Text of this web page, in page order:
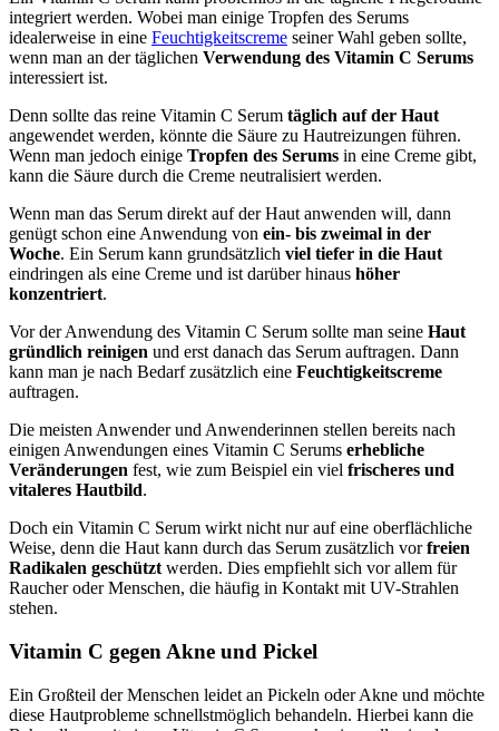
integriert werden. Wobei man einige Tropfen des Serums
idealerweise in eine Feuchtigkeitscreme seiner Wahl geben sollte,
wenn man an der täglichen Verwendung des Vitamin C Serums
interessiert ist.
Denn sollte das reine Vitamin C Serum täglich auf der Haut
angewendet werden, könnte die Säure zu Hautreizungen führen.
Wenn man jedoch einige Tropfen des Serums in eine Creme gibt,
kann die Säure durch die Creme neutralisiert werden.
Wenn man das Serum direkt auf der Haut anwenden will, dann
genügt schon eine Anwendung von ein- bis zweimal in der
Woche. Ein Serum kann grundsätzlich viel tiefer in die Haut
eindringen als eine Creme und ist darüber hinaus höher
konzentriert.
Vor der Anwendung des Vitamin C Serum sollte man seine Haut
gründlich reinigen und erst danach das Serum auftragen. Dann
kann man je nach Bedarf zusätzlich eine Feuchtigkeitscreme
auftragen.
Die meisten Anwender und Anwenderinnen stellen bereits nach
einigen Anwendungen eines Vitamin C Serums erhebliche
Veränderungen fest, wie zum Beispiel ein viel frischeres und
vitaleres Hautbild.
Doch ein Vitamin C Serum wirkt nicht nur auf eine oberflächliche
Weise, denn die Haut kann durch das Serum zusätzlich vorfreien
Radikalen geschützt werden. Dies empfiehlt sich vor allem für
Raucher oder Menschen, die häufig in Kontakt mit UV-Strahlen
stehen.
Vitamin C gegen Akne und Pickel
Ein Großteil der Menschen leidet an Pickeln oder Akne und möchte
diese Hautprobleme schnellstmöglich behandeln. Hierbei kann die